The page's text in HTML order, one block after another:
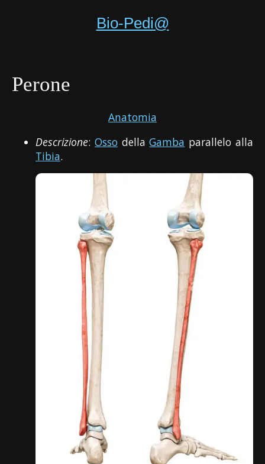
Bio-Pedi@
Perone
Anatomia
Descrizione: OssodellaGamba parallelo alla
Tibia.